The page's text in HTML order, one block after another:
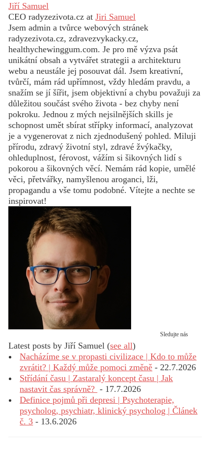
Jiří Samuel
CEO radyzezivota.cz atJiri Samuel
Jsem admin a tvůrce webových stránek
radyzezivota.cz, zdravezvykacky.cz,
healthychewinggum.com. Je pro mě výzva psát
unikátní obsah a vytvářet strategii a architekturu
webu a neustále jej posouvat dál. Jsem kreativní,
tvůrčí, mám rád upřímnost, vždy hledám pravdu, a
snažím se jí šířit, jsem objektivní a chybu považuji za
důležitou součást svého života - bez chyby není
pokroku. Jednou z mých nejsilnějších skills je
schopnost umět sbírat střípky informací, analyzovat
je a vygenerovat z nich zjednodušený pohled. Miluji
přírodu, zdravý životní styl, zdravé žvýkačky,
ohleduplnost, férovost, vážím si šikovných lidí s
pokorou a šikovných věcí. Nemám rád kopie, umělé
věci, přetvářky, namyšlenou aroganci, lži,
propagandu a vše tomu podobné. Vítejte a nechte se
inspirovat!
Sledujte nás
Latest posts by Jiří Samuel(see all)
Nacházíme se v propasti civilizace | Kdo to může
zvrátit? | Každý může pomoci změně - 22.7.2026
Střídání času | Zastaralý koncept času | Jak
nastavit čas správně? - 17.7.2026
Definice pojmů při depresi | Psychoterapie,
psycholog, psychiatr, klinický psycholog | Článek
č. 3 - 13.6.2026